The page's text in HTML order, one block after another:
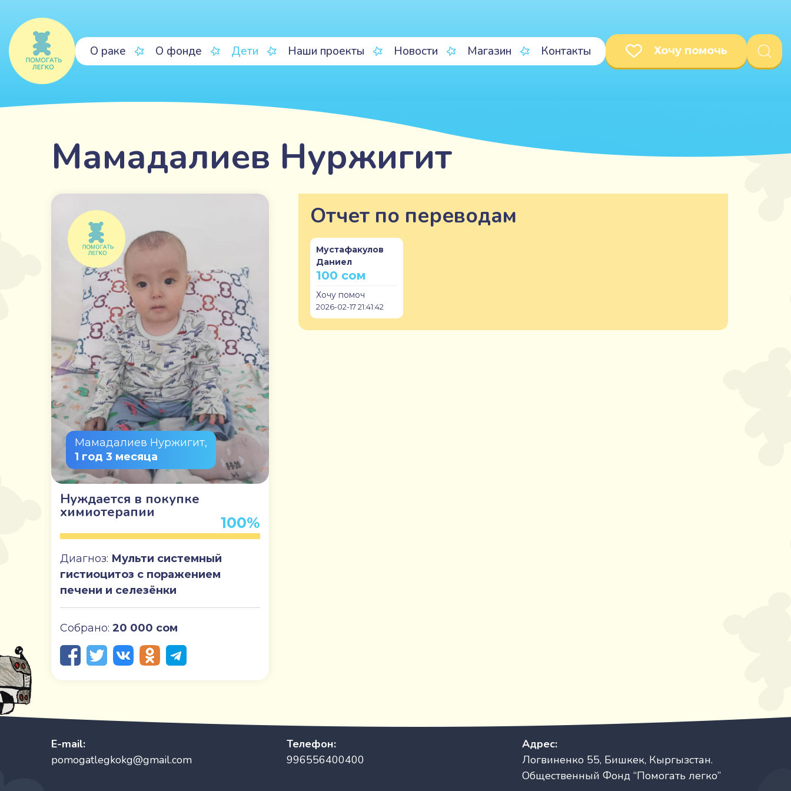
О раке О фонде Дети Наши проекты Новости Магазин Контакты Хочу помочь
Мамадалиев Нуржигит
Мамадалиев Нуржигит,
1 год 3 месяца
Нуждается в покупке
химиотерапии
100%
Диагноз: Мульти системный
гистиоцитоз с поражением
печени и селезёнки
Собрано: 20 000 сом
Отчет по переводам
Мустафакулов
Даниел
100 сом
Хочу помоч
2026-02-17 21:41:42
E-mail:
pomogatlegkokg@gmail.com
Телефон:
996556400400
Адрес:
Логвиненко 55, Бишкек, Кыргызстан.
Общественный Фонд “Помогать легко”